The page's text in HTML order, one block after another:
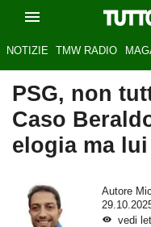
NOTIZIE TMW RADIO
PSG, non
Caso
elogia ma
Autore
vedi